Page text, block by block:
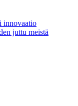
innovaatio
juttu meistä